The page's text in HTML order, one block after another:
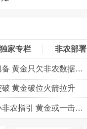
独家专栏 非农部署
领峰金评：万事俱备 黄金只欠非农数据“东风”
黄金破位火箭拉升
领峰金评：静待小非农指引 黄金或一击破局